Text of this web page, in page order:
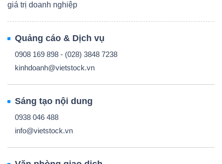
giá trị doanh nghiệp
Quảng cáo & Dịch vụ
0908 169 898 - (028) 3848 7238
kinhdoanh@vietstock.vn
Sáng tạo nội dung
0938 046 488
info@vietstock.vn